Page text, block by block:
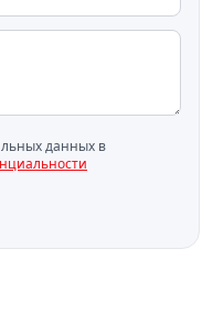
данных в